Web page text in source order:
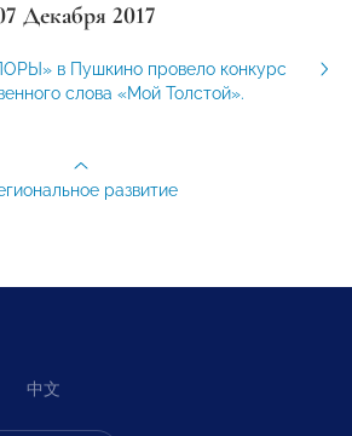
Декабря 2017
в Пушкино провело конкурс
слова «Мой Толстой».
развитие
中文